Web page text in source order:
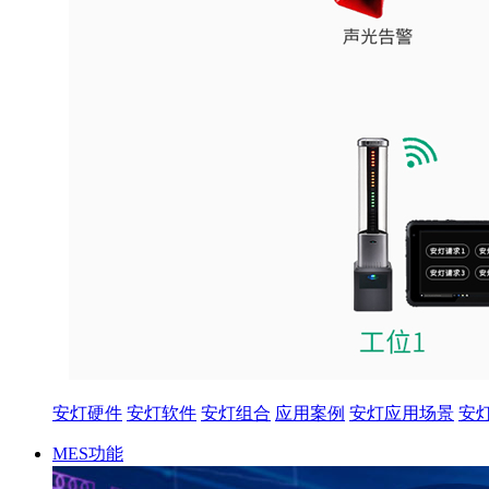
安灯硬件 安灯软件 安灯组合 应用案例 安灯应用场景 安
MES功能